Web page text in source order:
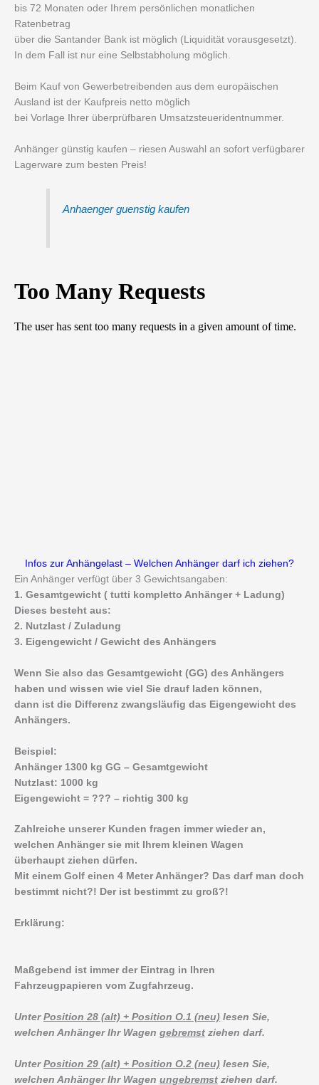
bis 72 Monaten oder Ihrem persönlichen monatlichen
Ratenbetrag
über die Santander Bank ist möglich (Liquidität vorausgesetzt).
In dem Fall ist nur eine Selbstabholung möglich.
Beim Kauf von Gewerbetreibenden aus dem europäischen
Ausland ist der Kaufpreis netto möglich
bei Vorlage Ihrer überprüfbaren Umsatzsteueridentnummer.
Anhänger günstig kaufen – riesen Auswahl an sofort verfügbarer
Lagerware zum besten Preis!
Anhaenger guenstig kaufen
Infos zur Anhängelast – Welchen Anhänger darf ich ziehen?
Ein Anhänger verfügt über 3 Gewichtsangaben:
1. Gesamtgewicht ( tutti kompletto Anhänger + Ladung)
Dieses besteht aus:
2. Nutzlast / Zuladung
3. Eigengewicht / Gewicht des Anhängers
Wenn Sie also das Gesamtgewicht (GG) des Anhängers
haben und wissen wie viel Sie drauf laden können,
dann ist die Differenz zwangsläufig das Eigengewicht des
Anhängers.
Beispiel:
Anhänger 1300 kg GG – Gesamtgewicht
Nutzlast: 1000 kg
Eigengewicht = ??? – richtig 300 kg
Zahlreiche unserer Kunden fragen immer wieder an,
welchen Anhänger sie mit Ihrem kleinen Wagen
überhaupt ziehen dürfen.
Mit einem Golf einen 4 Meter Anhänger? Das darf man doch
bestimmt nicht?! Der ist bestimmt zu groß?!
Erklärung:
Maßgebend ist immer der Eintrag in Ihren
Fahrzeugpapieren vom Zugfahrzeug.
Unter Position 28 (alt) + Position O.1 (neu) lesen Sie,
welchen Anhänger Ihr Wagen gebremst ziehen darf.
Unter Position 29 (alt) + Position O.2 (neu) lesen Sie,
welchen Anhänger Ihr Wagen ungebremst ziehen darf.